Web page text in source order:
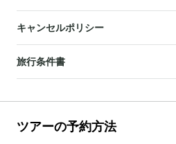
キャンセルポリシー
旅行条件書
ツアーの予約方法